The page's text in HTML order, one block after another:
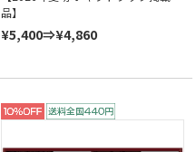
品】
¥5,400⇒¥4,860